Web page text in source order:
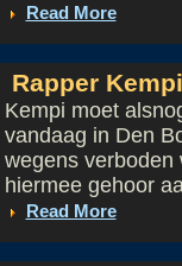
Read More
Rapper
Kempi moet
vandaag in Den
wegens verboden
hiermee gehoor
Read More